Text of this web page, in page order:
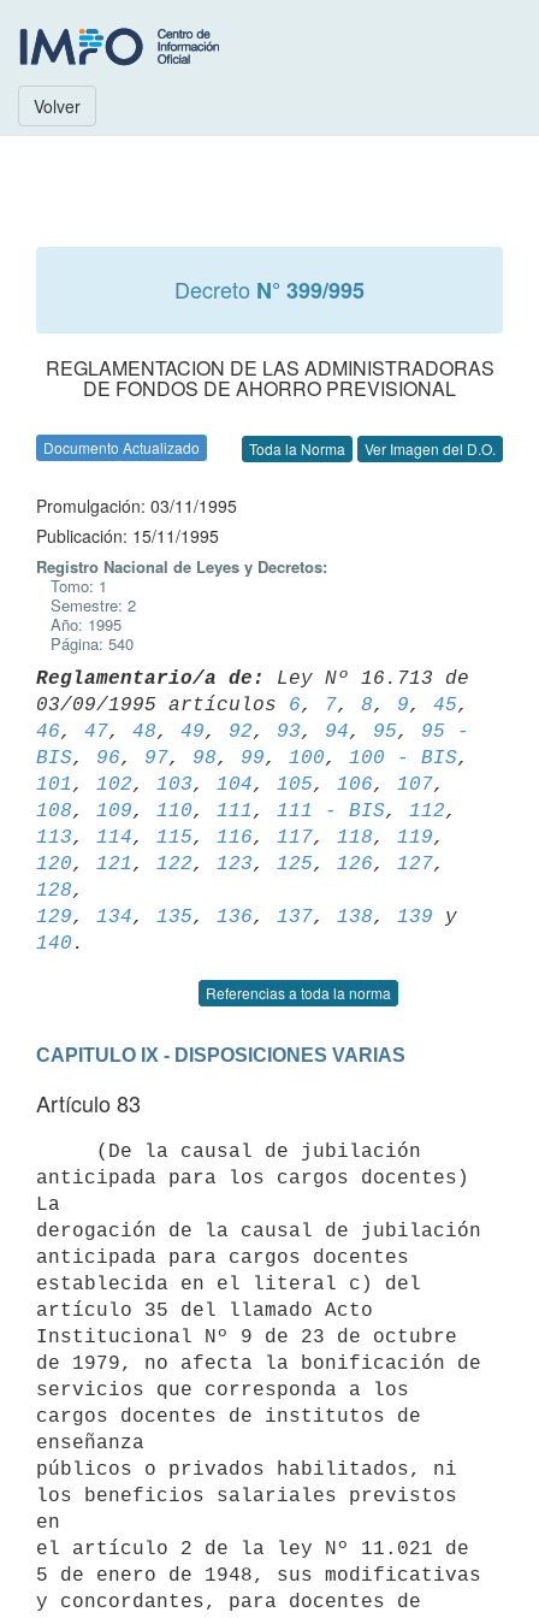
Volver
Decreto N° 399/995
REGLAMENTACION DE LAS ADMINISTRADORAS
DE FONDOS DE AHORRO PREVISIONAL
Documento Actualizado Toda la Norma Ver Imagen del D.O.
Promulgación: 03/11/1995
Publicación: 15/11/1995
Registro Nacional de Leyes y Decretos:
Tomo: 1
Semestre: 2
Año: 1995
Página: 540
Reglamentario/a de:
Ley Nº 16.713 de
03/09/1995 artículos 6, 7, 8, 9, 45
46, 47, 48, 49, 92, 93, 94, 95, 95 -
BIS, 96, 97, 98, 99, 100, 100 - BIS
101 , 102, 103, 104, 105, 106, 107
108, 109, 110, 111 , 111 - BIS, 112,
113, 114, 115, 116, 117, 118, 119
120, 121 , 122, 123, 125, 126, 127
128
129, 134, 135, 136, 137, 138, 139
140
Referencias a toda la norma
CAPITULO IX - DISPOSICIONES VARIAS
Artículo 83
anticipada para los cargos docentes)
La
derogación de la causal de jubilación
anticipada para cargos docentes
establecida en el literal c) del
artículo 35 del llamado Acto
Institucional Nº 9 de 23 de octubre
de 1979, no afecta la bonificación de
servicios que corresponda a los
cargos docentes de institutos de
enseñanza
públicos o privados habilitados, ni
los beneficios salariales previstos
en
el artículo 2 de la ley Nº 11.021 de
5 de enero de 1948, sus modificativas
y concordantes, para docentes de